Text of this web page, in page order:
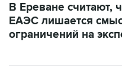
В Ереване считают,
ЕАЭС лишается
ограничений на